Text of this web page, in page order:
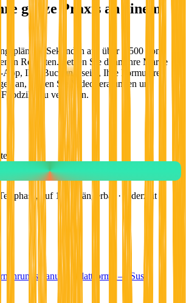
ganze Praxis an einem
in Sekunden aus über 1.500 von
Rezepten. Setzen Sie dann Ihre Marke
App, Ihre Buchungsseite, Ihre Formulare.
an, führen Sie Videoberatungen und
zu verlassen.
auf 17 verlängerbar · Jederzeit
Plattform — Susy